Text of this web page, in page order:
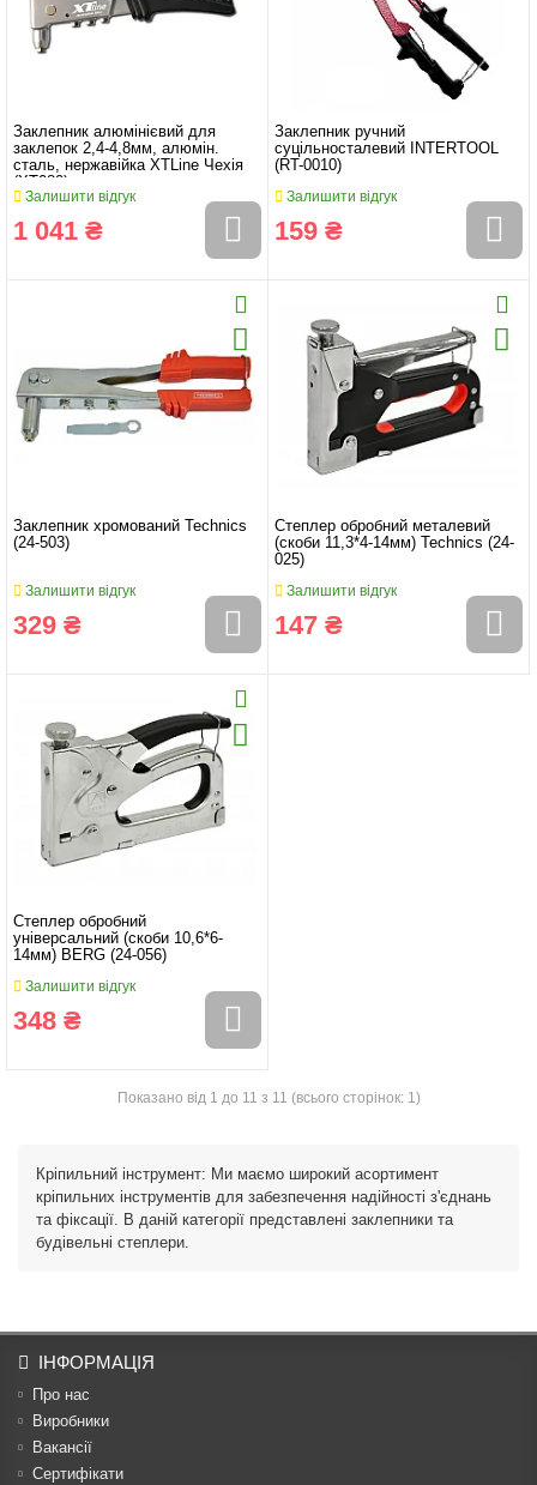
Заклепник алюмінієвий для
заклепок 2,4-4,8мм, алюмін.
сталь, нержавійка XTLine Чехія
(XT080)
Залишити відгук
1 041 ₴
Заклепник ручний
суцільносталевий INTERTOOL
(RT-0010)
Залишити відгук
159 ₴
Заклепник хромований Technics
(24-503)
Залишити відгук
329 ₴
Степлер обробний металевий
(скоби 11,3*4-14мм) Technics (24-
025)
Залишити відгук
147 ₴
Степлер обробний
універсальний (скоби 10,6*6-
14мм) BERG (24-056)
Залишити відгук
348 ₴
Показано від 1 до 11 з 11 (всього сторінок: 1)
Кріпильний інструмент: Ми маємо широкий асортимент
кріпильних інструментів для забезпечення надійності з'єднань
та фіксації. В даній категорії представлені заклепники та
будівельні степлери.
ІНФОРМАЦІЯ
Про нас
Виробники
Вакансії
Сертифікати